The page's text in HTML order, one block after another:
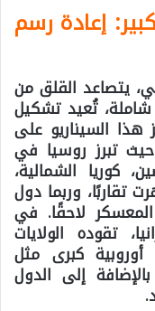
إعادة رسم
يتصاعد القلق من
شاملة، تُعيد تشكيل
هذا السيناريو على
تبرز روسيا في
كوريا الشمالية،
تقاربًا، وربما دول
لاحقًا. في
تقوده الولايات
أوروبية كبرى مثل
بالإضافة إلى الدول